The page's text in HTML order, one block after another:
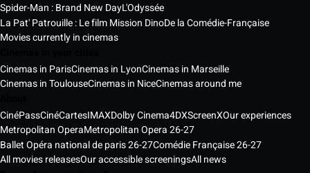
Spider-Man : Brand New DayL'Odyssée
La Pat' Patrouille : Le film Mission DinoDe la Comédie-Française
Movies currently in cinemas
Cinemas in ParisCinemas in LyonCinemas in Marseille
Cinemas in ToulouseCinemas in NiceCinemas around me
CinéPassCinéCartesIMAXDolby Cinema4DXScreenXOur experiences
Metropolitan OperaMetropolitan Opera 26-27
Ballet Opéra national de paris 26-27Comédie Française 26-27
All movies releasesOur accessible screeningsAll news